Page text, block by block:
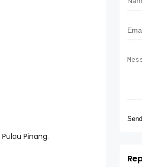
Pinang.